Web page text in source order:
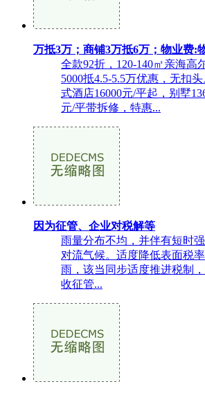
万抵3万；商铺3万抵6万；物业费:
全款92折，120-140㎡亲海高
5000抵4.5-5.5万优惠，无扣
式酒店16000元/平起，别墅
元/平带拆修，特惠...
因为征管、企业对税解等
雨量分布不均，并伴有短时
对流气候。适度降低表面税
雨，该当同步适度推进税制
收征管...